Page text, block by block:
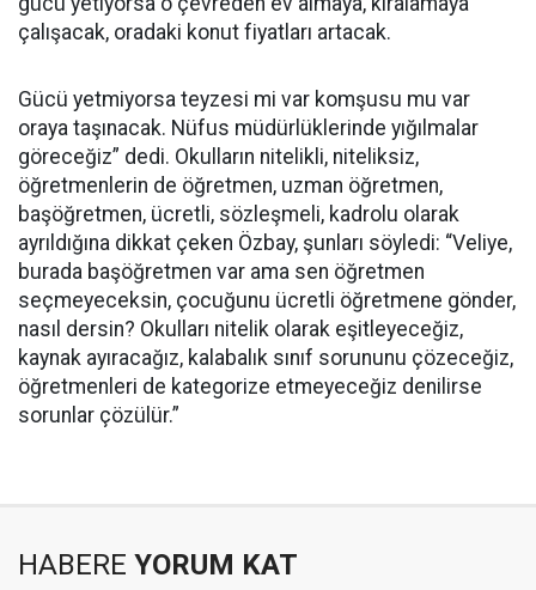
çalışacak, oradaki konut fiyatları artacak.
Gücü yetmiyorsa teyzesi mi var komşusu mu var
oraya taşınacak. Nüfus müdürlüklerinde yığılmalar
göreceğiz” dedi. Okulların nitelikli, niteliksiz,
öğretmenlerin de öğretmen, uzman öğretmen,
başöğretmen, ücretli, sözleşmeli, kadrolu olarak
ayrıldığına dikkat çeken Özbay, şunları söyledi: “Veliye,
burada başöğretmen var ama sen öğretmen
seçmeyeceksin, çocuğunu ücretli öğretmene gönder,
nasıl dersin? Okulları nitelik olarak eşitleyeceğiz,
kaynak ayıracağız, kalabalık sınıf sorununu çözeceğiz,
öğretmenleri de kategorize etmeyeceğiz denilirse
sorunlar çözülür.”
HABERE YORUM KAT